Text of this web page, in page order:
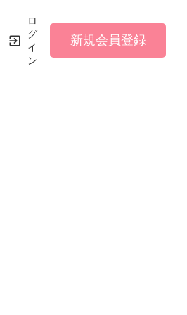
ロ
グ
イ
ン
新規会員登録